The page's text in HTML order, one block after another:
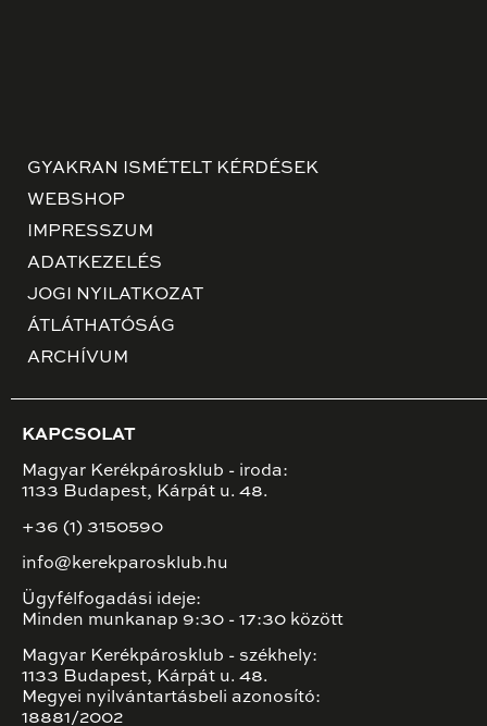
GYAKRAN ISMÉTELT KÉRDÉSEK
WEBSHOP
IMPRESSZUM
ADATKEZELÉS
JOGI NYILATKOZAT
ÁTLÁTHATÓSÁG
ARCHÍVUM
KAPCSOLAT
Magyar Kerékpárosklub - iroda:
1133 Budapest, Kárpát u. 48.
+36 (1) 3150590
info@kerekparosklub.hu
Ügyfélfogadási ideje:
Minden munkanap 9:30 - 17:30 között
Magyar Kerékpárosklub - székhely:
1133 Budapest, Kárpát u. 48.
Megyei nyilvántartásbeli azonosító:
18881/2002